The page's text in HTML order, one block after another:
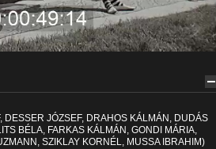
DESSER JÓZSEF, DRAHOS KÁLMÁN, DUDÁS
BÉLA, FARKAS KÁLMÁN, GONDI MÁRIA,
SZIKLAY KORNÉL, MUSSA IBRAHIM)